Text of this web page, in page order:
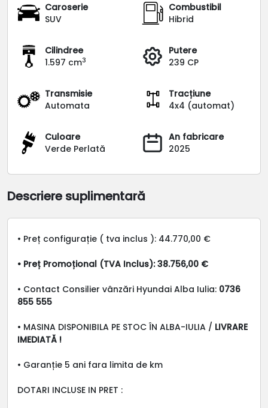
Caroserie
SUV
Combustibil
Hibrid
Cilindree
1.597 cm3
Putere
239 CP
Transmisie
Automata
Tracțiune
4x4 (automat)
Culoare
Verde Perlată
An fabricare
2025
Descriere suplimentară
• Preț configurație ( tva inclus ): 44.770,00 €
• Preț Promoțional (TVA Inclus): 38.756,00 €
• Contact Consilier vânzări Hyundai Alba Iulia: 0736
855 555
• MASINA DISPONIBILA PE STOC ÎN ALBA-IULIA / LIVRARE
IMEDIATĂ !
• Garanție 5 ani fara limita de km
DOTARI INCLUSE IN PRET :